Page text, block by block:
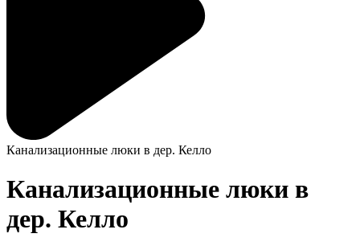
Канализационные люки в дер. Келло
Канализационные люки в
дер. Келло